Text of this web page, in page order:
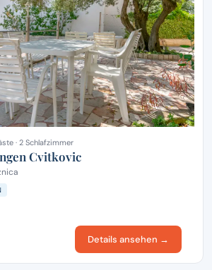
· 2 Schlafzimmer
Cvitkovic
Details ansehen →